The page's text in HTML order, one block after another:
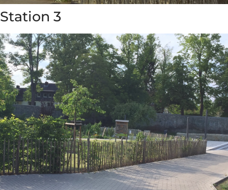
Station 3